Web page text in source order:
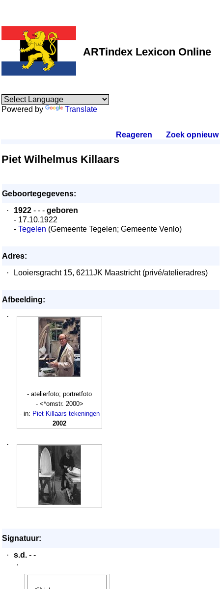
ARTindex Lexicon Online
Powered by Translate
Reageren Zoek opnieuw.
Piet Wilhelmus Killaars
Geboortegegevens:
·
1922 - - - geboren
- 17.10.1922
- Tegelen (Gemeente Tegelen; Gemeente Venlo)
Adres:
·
Looiersgracht 15, 6211JK Maastricht (privé/atelieradres)
Afbeelding:
·
- atelierfoto; portretfoto
- <*omstr. 2000>
- in: Piet Killaars tekeningen
2002
·
Signatuur:
·
s.d. - -
·